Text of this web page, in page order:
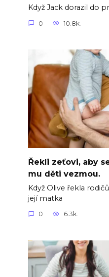
Když Jack dorazil do
0 10.8k.
Řekli zeťovi, aby
mu děti vezmou.
Když Olive řekla
její matka
0 6.3k.